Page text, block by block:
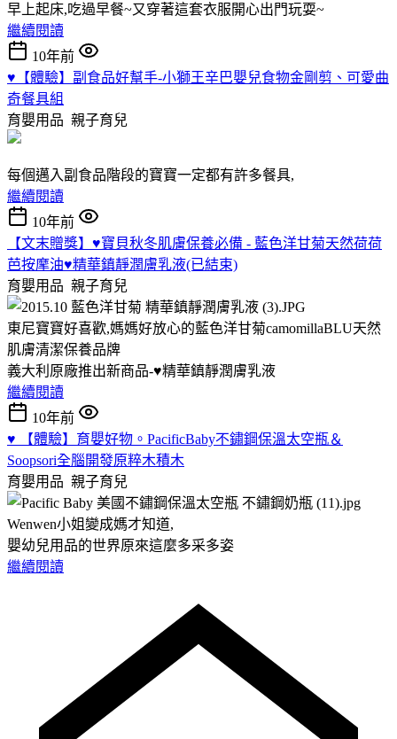
早上起床,吃過早餐~又穿著這套衣服開心出門玩耍~
繼續閱讀
10年前
♥【體驗】副食品好幫手-小獅王辛巴嬰兒食物金剛剪、可愛曲
奇餐具組
育嬰用品 親子育兒
每個邁入副食品階段的寶寶一定都有許多餐具,
繼續閱讀
10年前
【文末贈獎】♥寶貝秋冬肌膚保養必備 - 藍色洋甘菊天然荷荷
芭按摩油♥精華鎮靜潤膚乳液(已結束)
育嬰用品 親子育兒
東尼寶寶好喜歡,媽媽好放心的藍色洋甘菊camomillaBLU天然
肌膚清潔保養品牌
義大利原廠推出新商品-♥精華鎮靜潤膚乳液
繼續閱讀
10年前
♥ 【體驗】育嬰好物。PacificBaby不鏽鋼保溫太空瓶＆
Soopsori全腦開發原粹木積木
育嬰用品 親子育兒
Wenwen小姐變成媽才知道,
嬰幼兒用品的世界原來這麼多采多姿
繼續閱讀